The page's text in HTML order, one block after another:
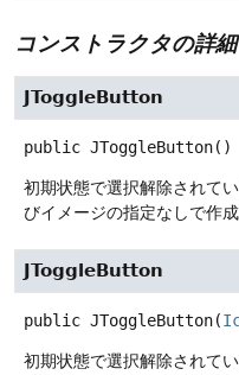
コンストラクタの詳細
JToggleButton
public JToggleButton()
初期状態で選択解除されて
びイメージの指定なしで作成
JToggleButton
public JToggleButton(
初期状態で選択解除されて